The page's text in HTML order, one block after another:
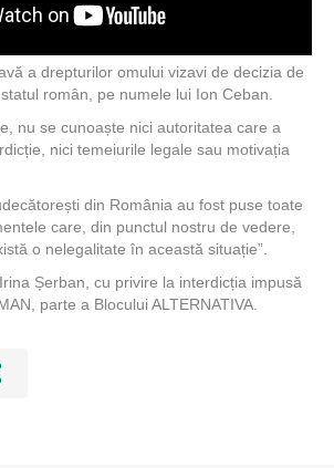
a drepturilor omului vizavi de decizia de
român, pe numele lui Ion Ceban.
nu se cunoaște nici autoritatea care a
nici temeiurile legale sau motivația
din România au fost puse toate
care, din punctul nostru de vedere,
o nelegalitate în această situație”.
Șerban, cu privire la interdicția impusă
parte a Blocului ALTERNATIVA.